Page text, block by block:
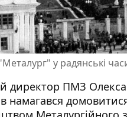
у радянські
директор ПМЗ
намагався